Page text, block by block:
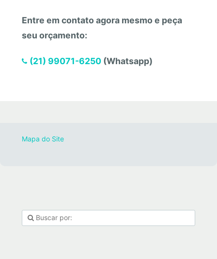
Entre em contato agora mesmo e peça
seu orçamento:
(21) 99071-6250(Whatsapp)
Mapa do Site